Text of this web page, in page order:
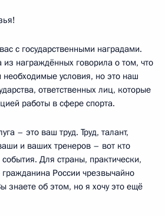
с государственными наградами.
из награждённых говорила о том, что
условия, но это наш
ответственных лиц, которые
работы в сфере спорта.
– это ваш труд. Труд, талант,
и ваших тренеров – вот кто
Для страны, практически,
России чрезвычайно
знаете об этом, но я хочу это ещё